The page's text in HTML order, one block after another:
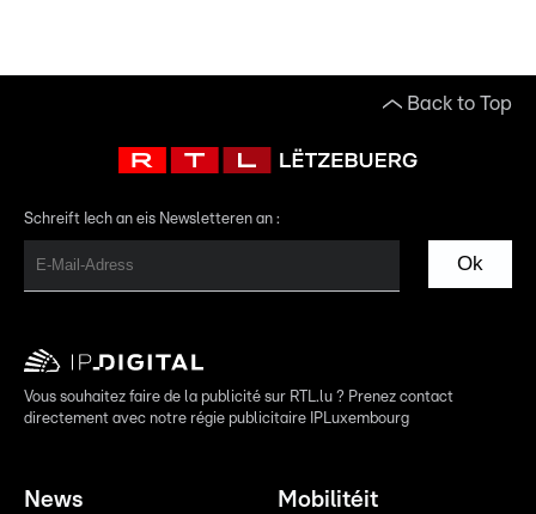
Back to Top
Schreift Iech an eis Newsletteren an :
Ok
Vous souhaitez faire de la publicité sur RTL.lu ? Prenez contact
directement avec notre régie publicitaire IPLuxembourg
News Mobilitéit